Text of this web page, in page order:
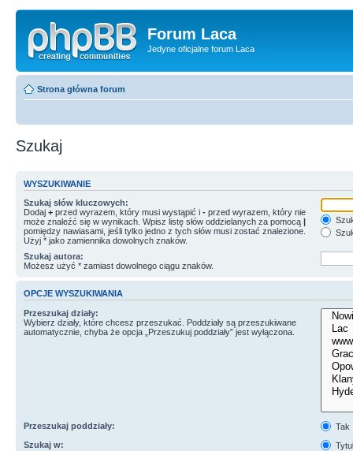
Forum Laca
Jedyne oficjalne forum Laca
Strona główna forum
Szukaj
WYSZUKIWANIE
Szukaj słów kluczowych:
Dodaj + przed wyrazem, który musi wystąpić i - przed wyrazem, który nie
może znaleźć się w wynikach. Wpisz listę słów oddzielanych za pomocą |
pomiędzy nawiasami, jeśli tylko jedno z tych słów musi zostać znalezione.
Użyj * jako zamiennika dowolnych znaków.
Szukaj autora:
Możesz użyć * zamiast dowolnego ciągu znaków.
OPCJE WYSZUKIWANIA
Przeszukaj działy:
Wybierz działy, które chcesz przeszukać. Poddziały są przeszukiwane
automatycznie, chyba że opcja „Przeszukuj poddziały” jest wyłączona.
Przeszukaj poddziały:
Tak
Szukaj w: